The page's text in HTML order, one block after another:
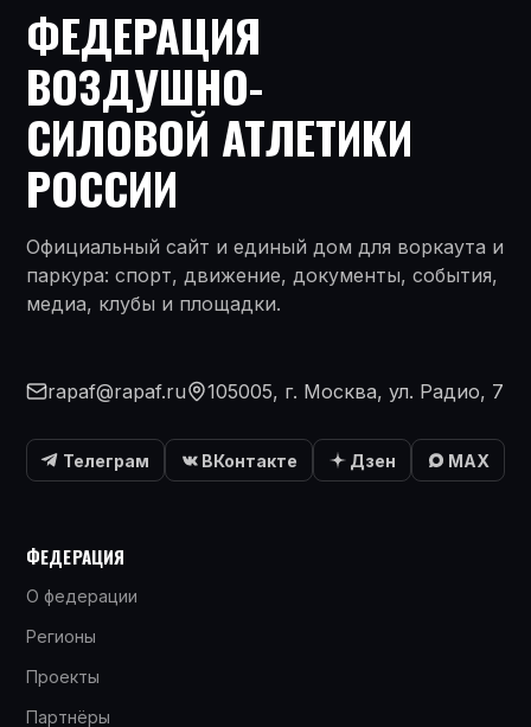
ФЕДЕРАЦИЯ
ВОЗДУШНО-
СИЛОВОЙ АТЛЕТИКИ
РОССИИ
Официальный сайт и единый дом для воркаута и
паркура: спорт, движение, документы, события,
медиа, клубы и площадки.
rapaf@rapaf.ru 105005, г. Москва, ул. Радио, 7
Телеграм ВКонтакте Дзен MAX
ФЕДЕРАЦИЯ
О федерации
Регионы
Проекты
Партнёры